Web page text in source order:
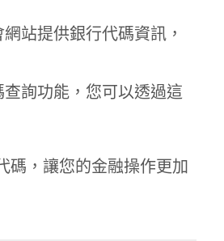
站提供銀行代碼資訊，
詢功能，您可以透過這
碼，讓您的金融操作更加